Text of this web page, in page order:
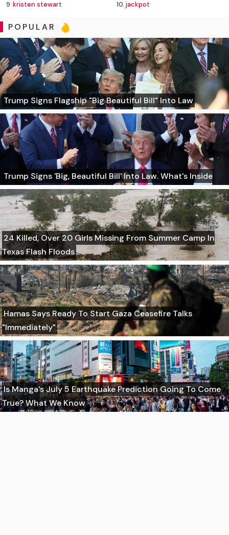
9.kristen stewart 10. jackpot
POPULAR
Trump Signs Flagship "Big Beautiful Bill" Into Law
Trump Signs 'Big, Beautiful Bill' Into Law. What's Inside
24 Killed, Over 20 Girls Missing From Summer Camp In
Texas Flash Floods
Hamas Says Ready To Start Gaza Ceasefire Talks
"Immediately"
Is Manga's July 5 Earthquake Prediction Going To Come
True? What We Know